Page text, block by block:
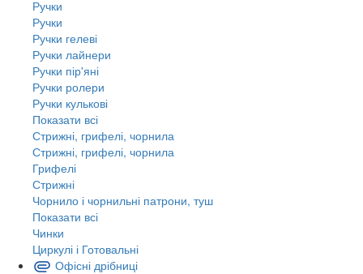
Ручки
Ручки
Ручки гелеві
Ручки лайнери
Ручки пір'яні
Ручки ролери
Ручки кулькові
Показати всі
Стрижні, грифелі, чорнила
Стрижні, грифелі, чорнила
Грифелі
Стрижні
Чорнило і чорнильні патрони, туш
Показати всі
Чинки
Циркулі і Готовальні
Офісні дрібниці